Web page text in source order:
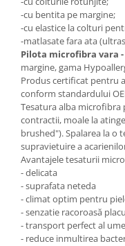
-cu bentita pe margine;
-cu elastice la colturi
-matlasate fara ata
Pilota microfibra vara -
margine, gama
Produs certificat pentru
conform standardului
Tesatura alba microfibra
contractii, moale la
brushed"). Spalarea la o
supravietuire a
Avantajele tesaturii
- delicata
- suprafata neteda
- climat optim pentru
- senzatie racoroasă
- transport perfect al
- reduce inmultirea